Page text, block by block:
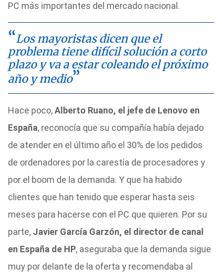
PC más importantes del mercado nacional.
Los mayoristas dicen que el
problema tiene difícil solución a corto
plazo y va a estar coleando el próximo
año y medio
Hace poco,Alberto Ruano, el jefe de Lenovo en
España, reconocía que su compañía había dejado
de atender en el último año el 30% de los pedidos
de ordenadores por la carestía de procesadores y
por el boom de la demanda. Y que ha habido
clientes que han tenido que esperar hasta seis
meses para hacerse con el PC que quieren. Por su
parte, Javier García Garzón, el director de canal
en España de HP, aseguraba que la demanda sigue
muy por delante de la oferta y recomendaba al